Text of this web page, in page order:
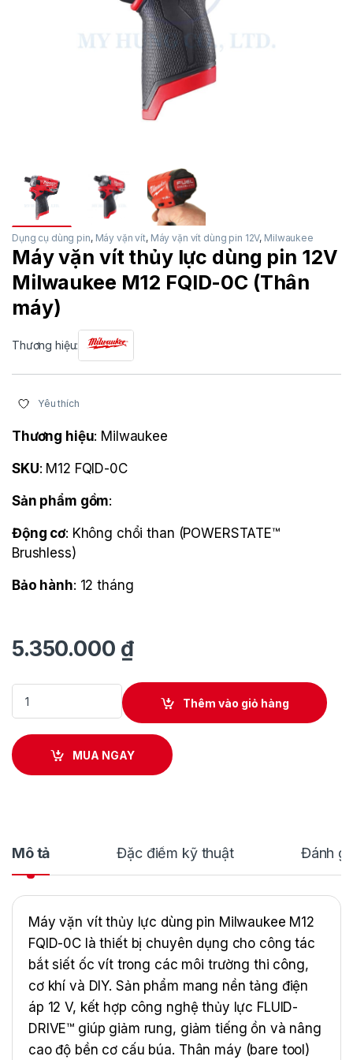
Dụng cụ dùng pin, Máy vặn vít, Máy vặn vít dùng pin 12V, Milwaukee
Máy vặn vít thủy lực dùng pin 12V
Milwaukee M12 FQID-0C (Thân
máy)
Thương hiệu:
Yêu thích
Thương hiệu: Milwaukee
SKU: M12 FQID-0C
Sản phẩm gồm:
Động cơ: Không chổi than (POWERSTATE™
Brushless)
Bảo hành: 12 tháng
5.350.000 ₫
Máy vặn vít thủy lực dùng pin 12V Milwaukee M12 FQID-0C
Thêm vào giỏ hàng
MUA NGAY
Mô tả Đặc điểm kỹ thuật Đánh
Máy vặn vít thủy lực dùng pin Milwaukee M12
FQID-0C là thiết bị chuyên dụng cho công tác
bắt siết ốc vít trong các môi trường thi công,
cơ khí và DIY. Sản phẩm mang nền tảng điện
áp 12 V, kết hợp công nghệ thủy lực FLUID-
DRIVE™ giúp giảm rung, giảm tiếng ồn và nâng
cao độ bền cơ cấu búa. Thân máy (bare tool)